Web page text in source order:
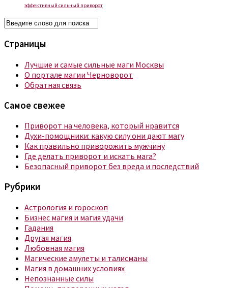
эффективный сильный приворот
Страницы
Лучшие и самые сильные маги Москвы
О портале магии Черноворот
Обратная связь
Самое свежее
Приворот на человека, который нравится
Духи-помощники: какую силу они дают магу
Как правильно приворожить мужчину
Где делать приворот и искать мага?
Безопасный приворот без вреда и последствий
Рубрики
Астрология и гороскоп
Бизнес магия и магия удачи
Гадания
Другая магия
Любовная магия
Магические амулеты и талисманы
Магия в домашних условиях
Непознанные силы